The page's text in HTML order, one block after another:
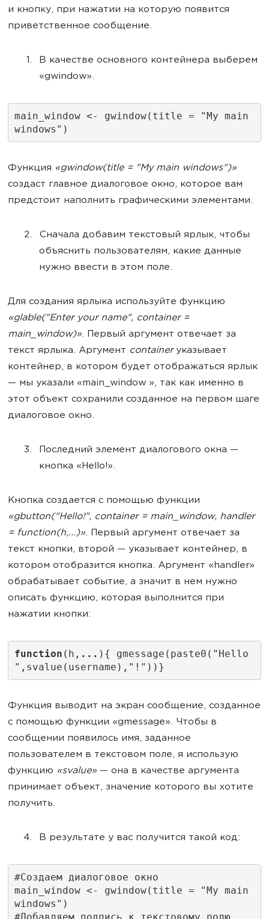
и кнопку, при нажатии на которую появится
приветственное сообщение.
В качестве основного контейнера выберем
«gwindow».
main_window <- gwindow(title = "My main
windows")
Функция «gwindow(title = "My main windows")»
создаст главное диалоговое окно, которое вам
предстоит наполнить графическими элементами.
Сначала добавим текстовый ярлык, чтобы
объяснить пользователям, какие данные
нужно ввести в этом поле.
Для создания ярлыка используйте функцию
«glable("Enter your name", container =
main_window)». Первый аргумент отвечает за
текст ярлыка. Аргумент containerуказывает
контейнер, в котором будет отображаться ярлык
— мы указали «main_window », так как именно в
этот объект сохранили созданное на первом шаге
диалоговое окно.
Последний элемент диалогового окна —
кнопка «Hello!».
Кнопка создается с помощью функции
«gbutton("Hello!", container = main_window, handler
= function(h,...)». Первый аргумент отвечает за
текст кнопки, второй — указывает контейнер, в
котором отобразится кнопка. Аргумент «handler»
обрабатывает событие, а значит в нем нужно
описать функцию, которая выполнится при
нажатии кнопки:
function (h, ... ){ gmessage(paste0("Hello
",svalue(username),"!"))}
Функция выводит на экран сообщение, созданное
с помощью функции «gmessage». Чтобы в
сообщении появилось имя, заданное
пользователем в текстовом поле, я использую
функцию «svalue» — она в качестве аргумента
принимает объект, значение которого вы хотите
получить.
В результате у вас получится такой код:
#Создаем диалоговое окно
main_window <- gwindow(title = "My main
windows")